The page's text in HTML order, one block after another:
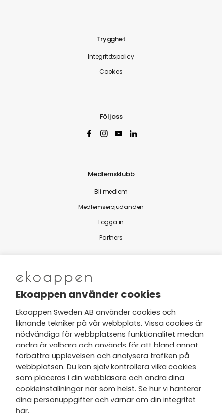
Trygghet
Integritetspolicy
Cookies
Följ oss
Medlemsklubb
Bli medlem
Medlemserbjudanden
Logga in
Partners
Nytt från Ekoappen
Jag har tagit del av Ekoappens
personuppgifts- och
integritetspolicyoch tar gärna del
av nyheter, hälsotips och exklusiva
erbjudanden via min e-post.
Ekoappen använder cookies
Ekoappen Sweden AB använder cookies och
liknande tekniker på vår webbplats. Vissa cookies är
nödvändiga för webbplatsens funktionalitet medan
andra är valbara och används för att bland annat
förbättra upplevelsen och analysera trafiken på
webbplatsen. Du kan själv kontrollera vilka cookies
som placeras i din webbläsare och ändra dina
cookieinställningar när som helst. Se hur vi hanterar
dina personuppgifter och värnar om din integritet
här.